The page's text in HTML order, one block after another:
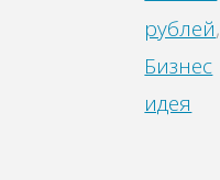
рублей,
Бизнес
идея